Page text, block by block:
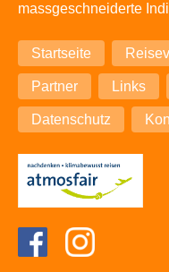
massgeschneiderte
Navigation
überspringen
Startseite
Partner Links
Datenschutz